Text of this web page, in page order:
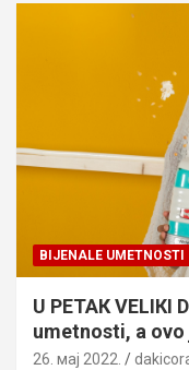
BIJENALE UMETNOSTI
U PETAК VELIКI
umetnosti, a ovo
26. мај 2022.